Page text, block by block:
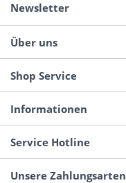
Newsletter
Über uns
Shop Service
Informationen
Service Hotline
Unsere Zahlungsarten